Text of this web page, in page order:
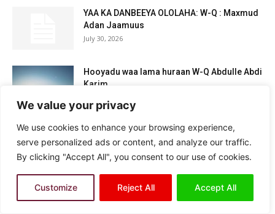
We value your privacy
We use cookies to enhance your browsing experience,
serve personalized ads or content, and analyze our traffic.
By clicking "Accept All", you consent to our use of cookies.
Customize Reject All Accept All
YAA KA DANBEEYA OLOLAHA: W-Q : Maxmud
Adan Jaamuus
July 30, 2026
Hooyadu waa lama huraan W-Q Abdulle Abdi
Karim
DABIN IYO DAKANO Q-4aad W-Q : Abdulle
Abdi Karim
July 18, 2026
Waqtiga iyo Wacyiga Dadka, W-Q: Abdulle
Abdi Karim